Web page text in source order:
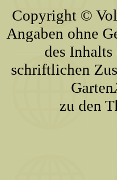
Copyright ©
Angaben ohne
des
schriftlichen
Garten
zu den